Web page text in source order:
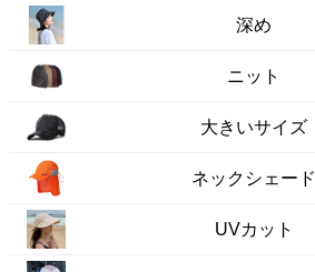
深め
ニット
大きいサイズ
ネックシェード
UVカット